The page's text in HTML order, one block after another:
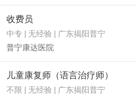
收费员
中专 | 无经验 | 广东揭阳普宁
普宁康达医院
儿童康复师（语言治疗师）
不限 | 无经验 | 广东揭阳普宁